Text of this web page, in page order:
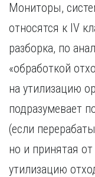
Мониторы,
относятся к IV
разборка, по
«обработкой
на утилизацию
подразумевает
(если
но и принятая от
утилизацию